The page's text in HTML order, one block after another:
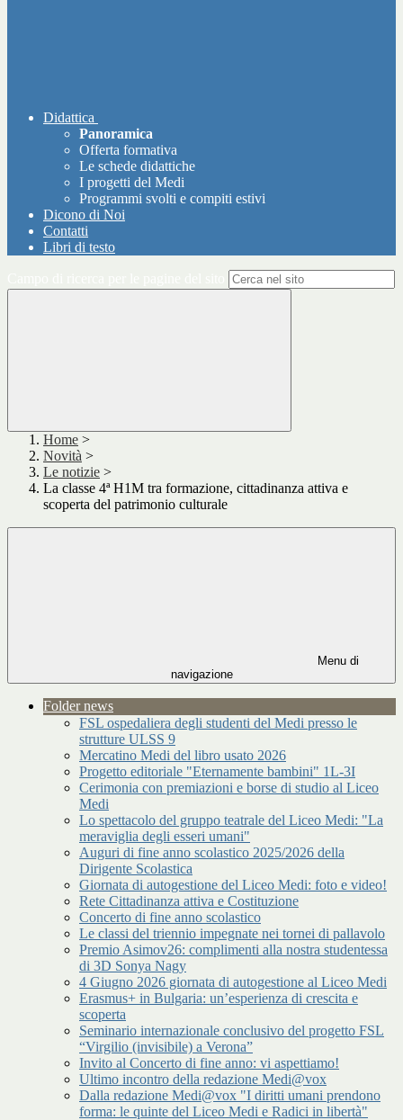
Didattica
Panoramica
Offerta formativa
Le schede didattiche
I progetti del Medi
Programmi svolti e compiti estivi
Dicono di Noi
Contatti
Libri di testo
Home >
Novità >
Le notizie >
La classe 4ª H1M tra formazione, cittadinanza attiva e
scoperta del patrimonio culturale
Menu di
navigazione
Folder news
FSL ospedaliera degli studenti del Medi presso le
strutture ULSS 9
Mercatino Medi del libro usato 2026
Progetto editoriale "Eternamente bambini" 1L-3I
Cerimonia con premiazioni e borse di studio al Liceo
Medi
Lo spettacolo del gruppo teatrale del Liceo Medi: "La
meraviglia degli esseri umani"
Auguri di fine anno scolastico 2025/2026 della
Dirigente Scolastica
Giornata di autogestione del Liceo Medi: foto e video!
Rete Cittadinanza attiva e Costituzione
Concerto di fine anno scolastico
Le classi del triennio impegnate nei tornei di pallavolo
Premio Asimov26: complimenti alla nostra studentessa
di 3D Sonya Nagy
4 Giugno 2026 giornata di autogestione al Liceo Medi
Erasmus+ in Bulgaria: un’esperienza di crescita e
scoperta
Seminario internazionale conclusivo del progetto FSL
“Virgilio (invisibile) a Verona”
Invito al Concerto di fine anno: vi aspettiamo!
Ultimo incontro della redazione Medi@vox
Dalla redazione Medi@vox "I diritti umani prendono
forma: le quinte del Liceo Medi e Radici in libertà"